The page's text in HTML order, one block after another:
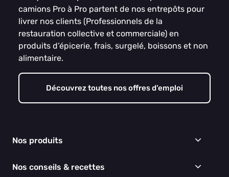
camions Pro à Pro partent de nos entrepôts pour
livrer nos clients (Professionnels de la
restauration collective et commerciale) en
produits d’épicerie, frais, surgelé, boissons et non
alimentaire.
Découvrez toutes nos offres d’emploi
Nos produits
Épicerie
Nos conseils & recettes